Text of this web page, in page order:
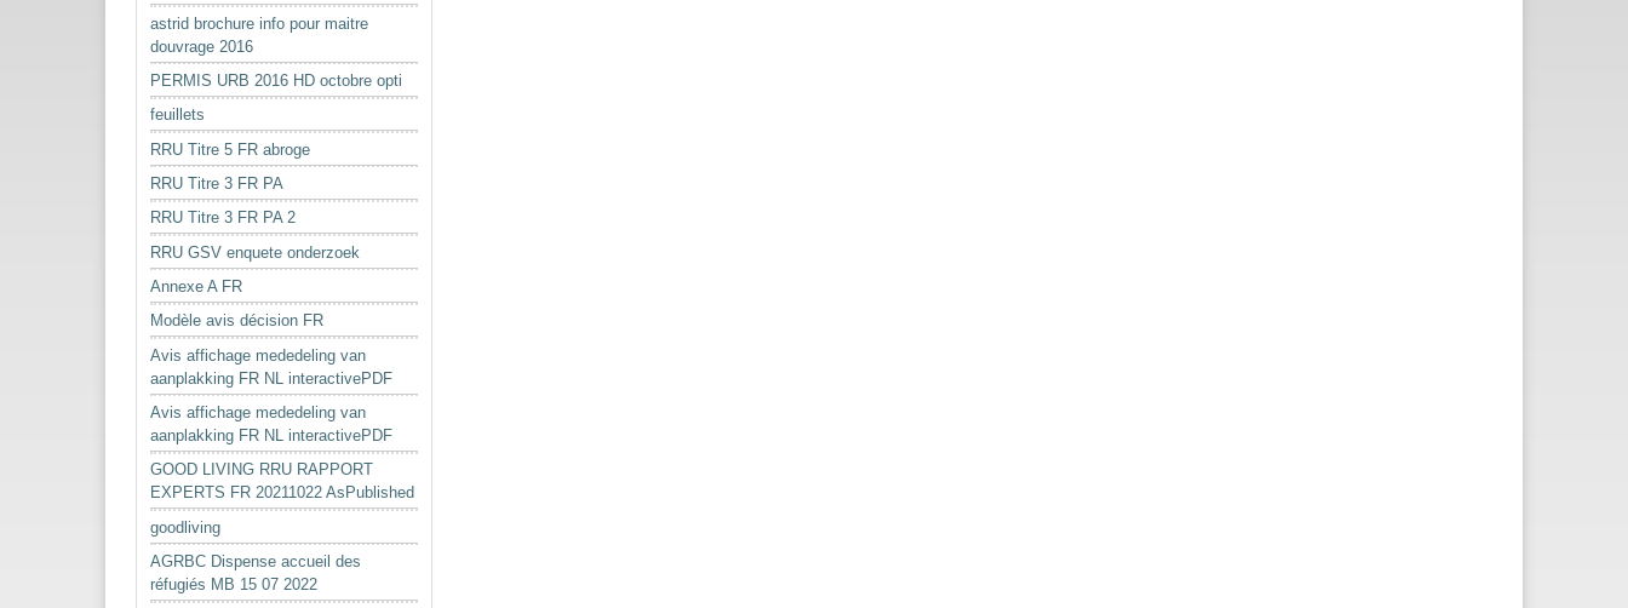
astrid brochure info pour maitre
douvrage 2016
PERMIS URB 2016 HD octobre opti
feuillets
RRU Titre 5 FR abroge
RRU Titre 3 FR PA
RRU Titre 3 FR PA 2
RRU GSV enquete onderzoek
Annexe A FR
Modèle avis décision FR
Avis affichage mededeling van
aanplakking FR NL interactivePDF
Avis affichage mededeling van
aanplakking FR NL interactivePDF
GOOD LIVING RRU RAPPORT
EXPERTS FR 20211022 AsPublished
goodliving
AGRBC Dispense accueil des
réfugiés MB 15 07 2022